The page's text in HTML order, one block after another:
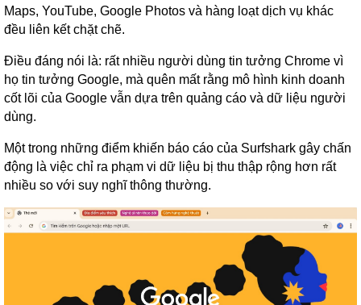
Maps, YouTube, Google Photos và hàng loạt dịch vụ khác
đều liên kết chặt chẽ.
Điều đáng nói là: rất nhiều người dùng tin tưởng Chrome vì
họ tin tưởng Google, mà quên mất rằng mô hình kinh doanh
cốt lõi của Google vẫn dựa trên quảng cáo và dữ liệu người
dùng.
Một trong những điểm khiến báo cáo của Surfshark gây chấn
động là việc chỉ ra phạm vi dữ liệu bị thu thập rộng hơn rất
nhiều so với suy nghĩ thông thường.